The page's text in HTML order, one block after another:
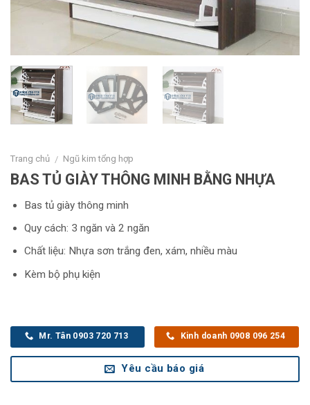
Trang chủ / Ngũ kim tổng hợp
BAS TỦ GIÀY THÔNG MINH BẰNG NHỰA
Bas tủ giày thông minh
Quy cách: 3 ngăn và 2 ngăn
Chất liệu: Nhựa sơn trắng đen, xám, nhiều màu
Kèm bộ phụ kiện
Mr. Tân 0903 720 713 Kinh doanh 0908 096 254
Yêu cầu báo giá